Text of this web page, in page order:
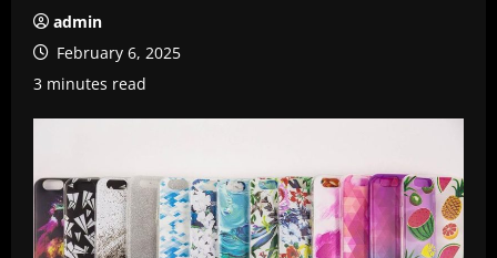
admin
February 6, 2025
3 minutes read